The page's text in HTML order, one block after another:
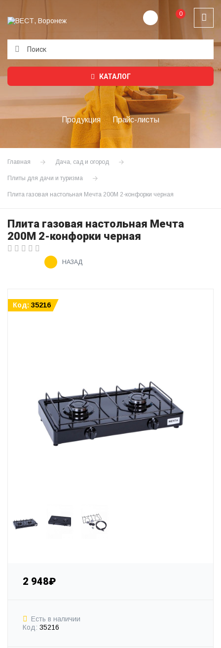
0
КАТАЛОГ
Продукция Прайс-листы
Главная Дача, сад и огород
Плиты для дачи и туризма
Плита газовая настольная Мечта 200М 2-конфорки черная
Плита газовая настольная Мечта
200М 2-конфорки черная
НАЗАД
Код: 35216
2 948₽
Есть в наличии
Код: 35216